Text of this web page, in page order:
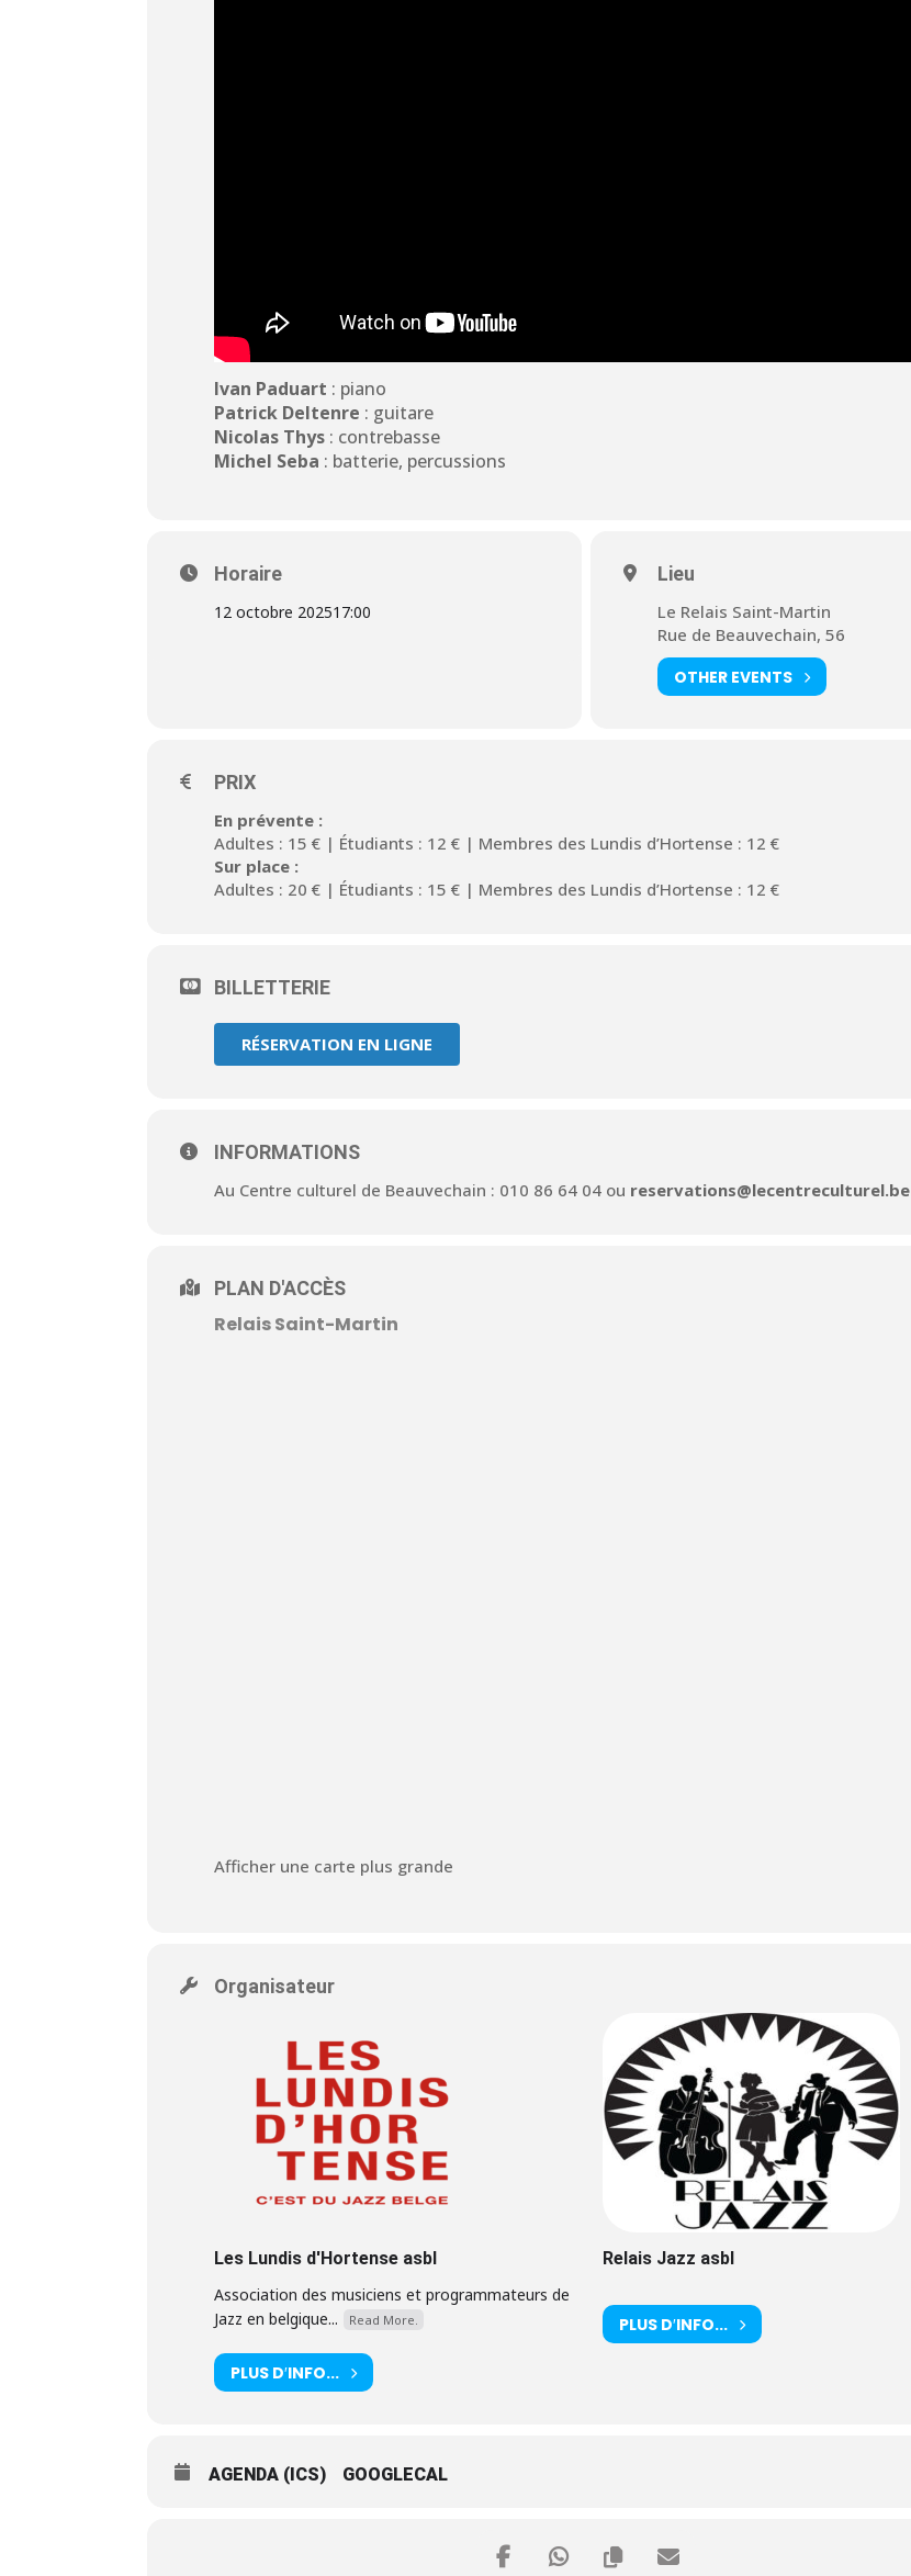
Ivan Paduart : piano
Patrick Deltenre : guitare
Nicolas Thys : contrebasse
Michel Seba : batterie, percussions
Horaire
12 octobre 202517:00
Lieu
Le Relais Saint-Martin
Rue de Beauvechain, 56
OTHER EVENTS
PRIX
En prévente :
Adultes : 15 € | Étudiants : 12 € | Membres des Lundis d’Hortense : 12 €
Sur place :
Adultes : 20 € | Étudiants : 15 € | Membres des Lundis d’Hortense : 12 €
BILLETTERIE
RÉSERVATION EN LIGNE
INFORMATIONS
Au Centre culturel de Beauvechain : 010 86 64 04 ou reservations@lecentreculturel.be
PLAN D'ACCÈS
Relais Saint-Martin
Afficher une carte plus grande
Organisateur
Les Lundis d'Hortense asbl
Association des musiciens et programmateurs de
Jazz en belgique...
Read More.
PLUS D′INFO...
Relais Jazz asbl
PLUS D′INFO...
AGENDA (ICS) GOOGLECAL